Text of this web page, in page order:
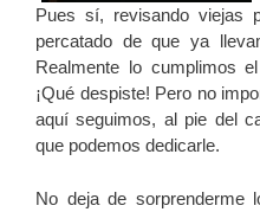
Pues sí, revisando viejas
percatado de que ya
Realmente lo cumplimos
¡Qué despiste! Pero no
aquí seguimos, al pie del
que podemos dedicarle.
No deja de sorprenderme